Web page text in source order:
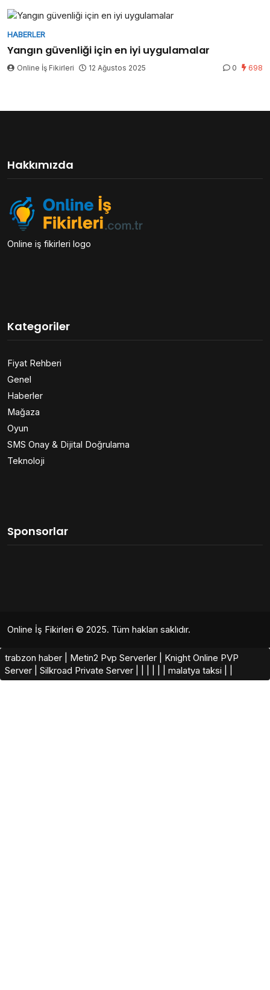
HABERLER
Yangın güvenliği için en iyi uygulamalar
Online İş Fikirleri 12 Ağustos 2025 0 698
Hakkımızda
Online iş fikirleri logo
Kategoriler
Fiyat Rehberi
Genel
Haberler
Mağaza
Oyun
SMS Onay & Dijital Doğrulama
Teknoloji
Sponsorlar
Online İş Fikirleri © 2025. Tüm hakları saklıdır.
trabzon haber Metin2 Pvp Serverler
Knight Online PVP
Server
Silkroad Private Server​ malatya taksi